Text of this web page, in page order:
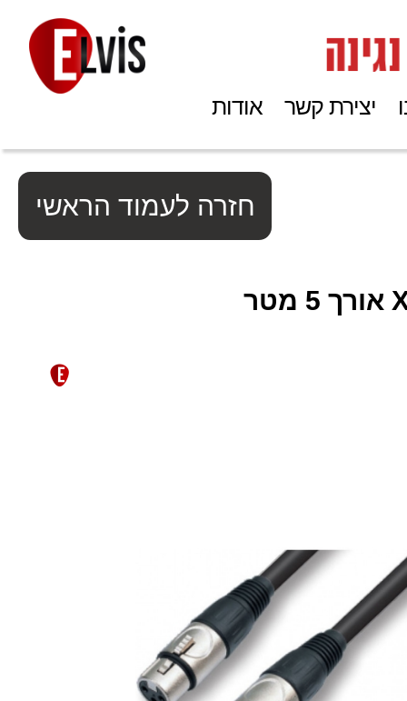
יצירת קשר אודות
חזרה לעמוד הראשי